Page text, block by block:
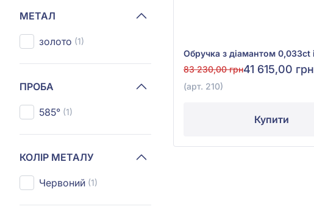
МЕТАЛ
золото (1)
ПРОБА
585° (1)
КОЛІР МЕТАЛУ
Червоний (1)
83 230,00 грн41 615,00 грн
(арт. 210)
Купити